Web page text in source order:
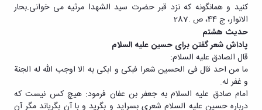
کنید و همانگونه که نزد قبر حضرت سید الشهدا مرثیه می خوانی.بحار
الانوار، ج 44، ص .287
حدیث هشتم
پاداش شعر گفتن برای حسین علیه السلام
قال الصادق علیه السلام:
ما من احد قال فی الحسین شعرا فبکی و ابکی به الا اوجب الله له الجنة
و غفر له.
امام صادق علیه السلام به جعفر بن عفان فرمود: هیچ کس نیست که
درباره حسین علیه السلام شعری بسراید و بگرید و با آن بگریاند مگر آن